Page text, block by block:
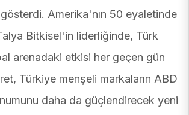
Amerika'nın 50 eyaletinde
Bitkisel'in liderliğinde, Türk
arenadaki etkisi her geçen gün
Türkiye menşeli markaların ABD
daha da güçlendirecek yeni